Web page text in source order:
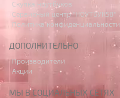
Скупка ноутбуков
Сервисный центр "НОУТБУК58"
Политика конфиденциальности
ДОПОЛНИТЕЛЬНО
Производители
Акции
МЫ В СОЦИАЛЬНЫХ СЕТЯХ